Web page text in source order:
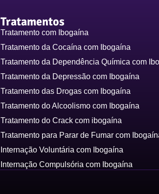
Tratamentos
Tratamento com Ibogaína
Tratamento da Cocaína com Ibogaína
Tratamento da Dependência Química com
Tratamento da Depressão com Ibogaína
Tratamento das Drogas com Ibogaína
Tratamento do Alcoolismo com Ibogaína
Tratamento do Crack com ibogaína
Tratamento para Parar de Fumar com
Internação Voluntária com Ibogaína
Internação Compulsória com Ibogaína